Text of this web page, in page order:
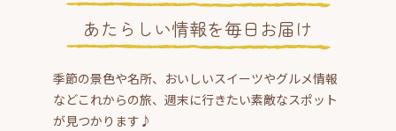
あたらしい情報を毎日お届け
季節の景色や名所、おいしいスイーツやグルメ情報
などこれからの旅、週末に行きたい素敵なスポット
が見つかります♪